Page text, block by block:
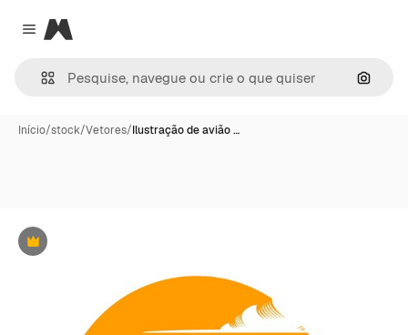
Close menu
Magnific
Início/stock/Vetores/Ilustração de avião …
Premium